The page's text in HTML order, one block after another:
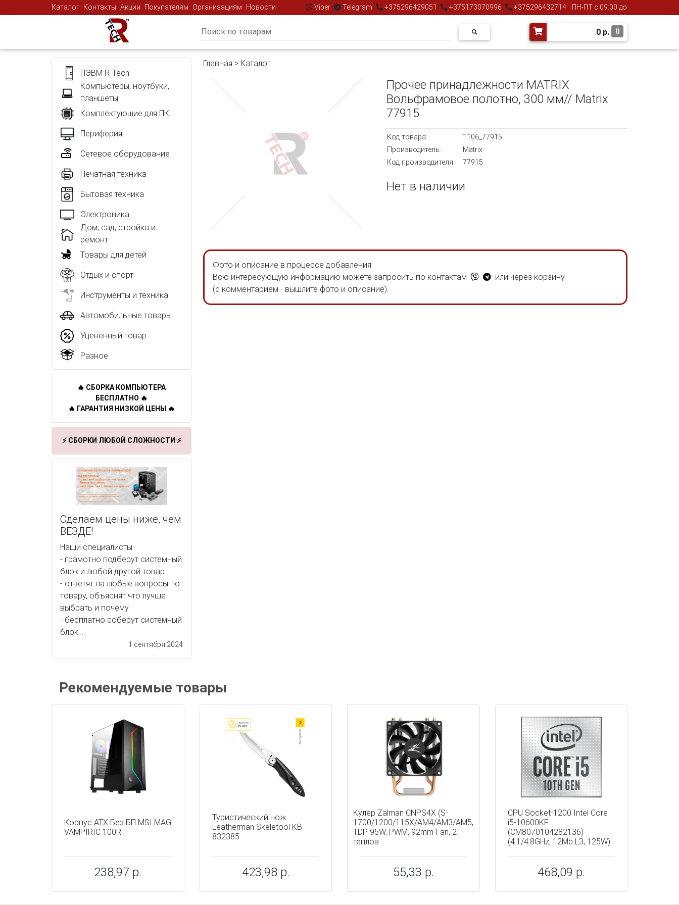
Каталог Контакты Акции Покупателям Организациям Новости Viber Telegram +375296429051 +375173070996 +375296432714
ПН-ПТ с 09:00 до
18:00
0 р. 0
ПЭВМ R-Tech
Компьютеры, ноутбуки,
планшеты
Комплектующие для ПК
Периферия
Сетевое оборудование
Печатная техника
Бытовая техника
Электроника
Дом, сад, стройка и
ремонт
Товары для детей
Отдых и спорт
Инструменты и техника
Автомобильные товары
Уцененный товар
Разное
🔥 СБОРКА КОМПЬЮТЕРА
БЕСПЛАТНО 🔥
🔥 ГАРАНТИЯ НИЗКОЙ ЦЕНЫ 🔥
⚡ СБОРКИ ЛЮБОЙ СЛОЖНОСТИ ⚡
Сделаем цены ниже, чем
ВЕЗДЕ!
Наши специалисты:
- грамотно подберут системный
блок и любой другой товар
- ответят на любые вопросы по
товару, объяснят что лучше
выбрать и почему
- бесплатно соберут системный
блок ...
1 сентября 2024
Главная > Каталог
Прочее принадлежности MATRIX
Вольфрамовое полотно, 300 мм// Matrix
77915
Код товара:
1106_77915
Производитель:
Matrix
Код производителя:
77915
Нет в наличии
Фото и описание в процессе добавления.
Всю интересующую информацию можете запросить по контактам
или через корзину
(с комментарием - вышлите фото и описание).
Рекомендуемые товары
Корпус ATX Без БП MSI MAG
VAMPIRIC 100R
238,97 р.
Туристический нож
Leatherman Skeletool KB
832385
423,98 р.
Кулер Zalman CNPS4X (S-
1700/1200/115X/AM4/AM3/AM5,
TDP 95W, PWM, 92mm Fan, 2
теплов
55,33 р.
CPU Socket-1200 Intel Core
i5-10600KF
(CM8070104282136)
(4.1/4.8GHz, 12Mb L3, 125W)
468,09 р.